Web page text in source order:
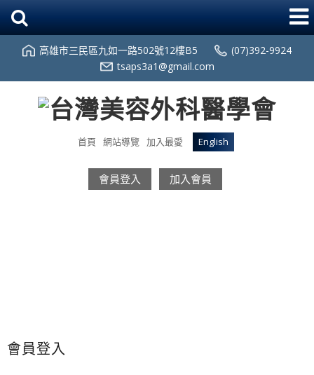
高雄市三民區九如一路502號12樓B5
(07)392-9924
tsaps3a1@gmail.com
首頁 網站導覽 加入最愛 English
會員登入 加入會員
會員登入